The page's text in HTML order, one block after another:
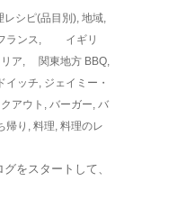
レシピ(品目別), 地域,
ンス,
イギリ
ア, 関東地方 BBQ,
イッチ, ジェイミー・
アウト , バーガー, バ
帰り , 料理, 料理のレ
をスタートして、